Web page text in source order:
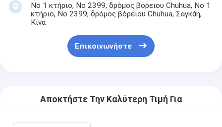
Νο 1 κτήριο, Νο 2399, δρόμος βόρειου Chuhua, Νο 1
κτήριο, Νο 2399, δρόμος βόρειου Chuhua, Σαγκάη,
Κίνα
Επικοινωνήστε
Αποκτήστε Την Καλύτερη Τιμή Για